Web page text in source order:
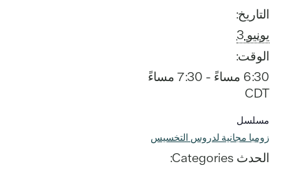
التاريخ:
يونيو 3
الوقت:
6:30 مساءً - 7:30 مساءً
CDT
مسلسل
زومبا مجانية لدروس التخسيس
الحدث Categories: